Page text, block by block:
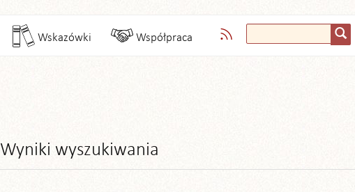
Wskazówki Współpraca
Wyniki wyszukiwania